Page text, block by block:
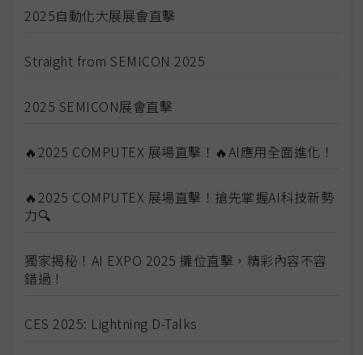
2025自動化大展展會直擊
Straight from SEMICON 2025
2025 SEMICON展會直擊
🔥2025 COMPUTEX 展場直擊！🔥AI應用全面進化！
🔥2025 COMPUTEX 展場直擊！搶先掌握AI科技新勢
力🔍
獨家揭秘！AI EXPO 2025 攤位直擊，精彩內容不容
錯過！
CES 2025: Lightning D-Talks